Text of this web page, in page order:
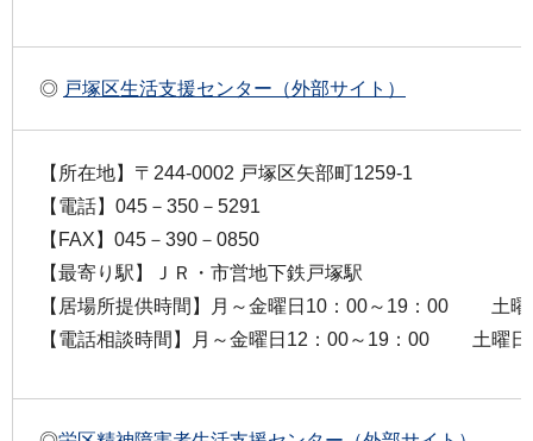
◎ 戸塚区生活支援センター（外部サイト）
【所在地】〒244-0002 戸塚区矢部町1259-1
【電話】045－350－5291
【FAX】045－390－0850
【最寄り駅】ＪＲ・市営地下鉄戸塚駅
【居場所提供時間】月～金曜日10：00～19：00 土曜
【電話相談時間】月～金曜日12：00～19：00 土曜日